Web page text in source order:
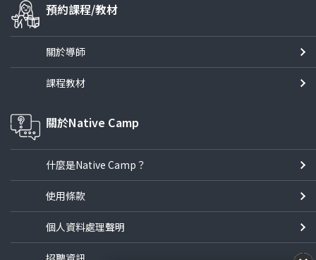
預約課程/教材
關於導師
課程教材
關於Native Camp
什麼是Native Camp？
使用條款
個人資料處理聲明